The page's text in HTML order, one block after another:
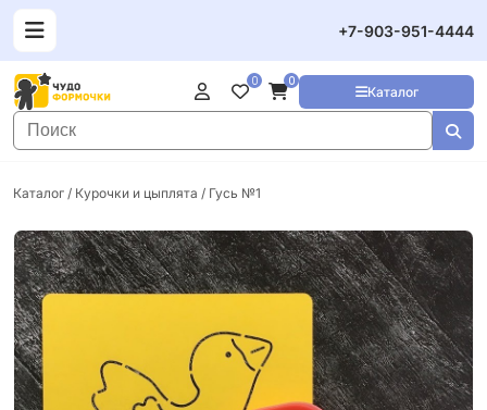
+7-903-951-4444
Каталог
0 0
Каталог / Курочки и цыплята / Гусь №1